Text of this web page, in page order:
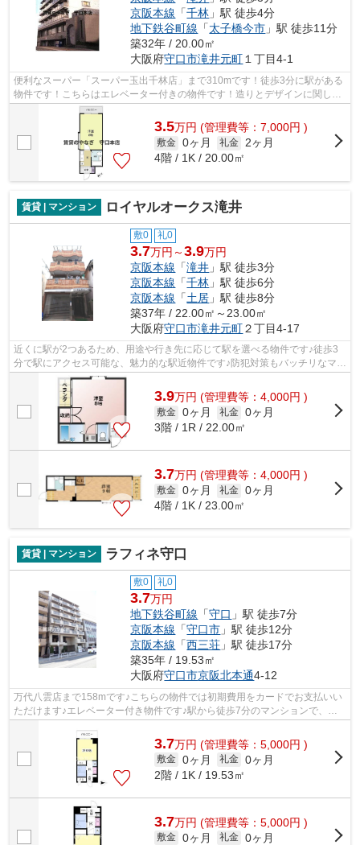
京阪本線 「千林 」駅 徒歩4分
地下鉄谷町線 「太子橋今市 」駅 徒歩11分
築32年 / 20.00㎡
大阪府守口市滝井元町 １丁目4-1
便利なスーパー「スーパー玉出千林店」まで310mです！徒歩3分に駅がある
物件です！こちらはエレベーター付きの物件です！造りとデザインに関し
て、自信をもって情報を提供できるマンシ...
3.5万円 (管理費等：7,000円 )
敷金 0ヶ月 礼金 2ヶ月
4階 / 1K / 20.00㎡
賃貸 | マンション ロイヤルオークス滝井
敷0 礼0
3.7万円～3.9万円
京阪本線 「滝井 」駅 徒歩3分
京阪本線 「千林 」駅 徒歩6分
京阪本線 「土居 」駅 徒歩8分
築37年 / 22.00㎡～23.00㎡
大阪府守口市滝井元町２丁目4-17
近くに駅が2つあるため、用途や行き先に応じて駅を選べる物件です♪徒歩3
分で駅にアクセス可能な、魅力的な駅近物件です♪防犯対策もバッチリなマン
ションタイプの物件です♪守口市エリア...
3.9万円 (管理費等：4,000円 )
敷金 0ヶ月 礼金 0ヶ月
3階 / 1R / 22.00㎡
3.7万円 (管理費等：4,000円 )
敷金 0ヶ月 礼金 0ヶ月
4階 / 1K / 23.00㎡
賃貸 | マンション ラフィネ守口
敷0 礼0
3.7万円
地下鉄谷町線 「守口 」駅 徒歩7分
京阪本線 「守口市 」駅 徒歩12分
京阪本線 「西三荘 」駅 徒歩17分
築35年 / 19.53㎡
大阪府守口市京阪北本通4-12
万代八雲店まで158mです♪こちらの物件では初期費用をカードでお支払いい
ただけます♪エレベーター付き物件です♪駅から徒歩7分のマンションで、電
3.7万円 (管理費等：5,000円 )
敷金 0ヶ月 礼金 0ヶ月
2階 / 1K / 19.53㎡
3.7万円 (管理費等：5,000円 )
敷金 0ヶ月 礼金 0ヶ月